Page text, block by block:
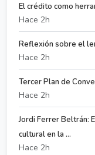
El crédito como
Hace 2h
Reflexión sobre el
Hace 2h
Tercer Plan de
Hace 2h
Jordi Ferrer Beltrán:
cultural en la ...
Hace 2h